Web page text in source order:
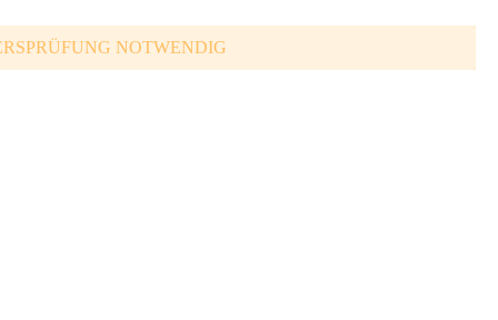
NOTWENDIG